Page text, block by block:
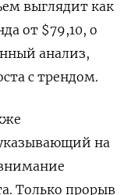
выглядит как
от $79,10, о
анализ,
с трендом.
на
Только прорыв